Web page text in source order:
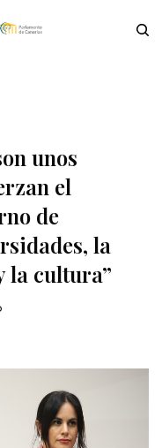
unos
el
de
la
la cultura”